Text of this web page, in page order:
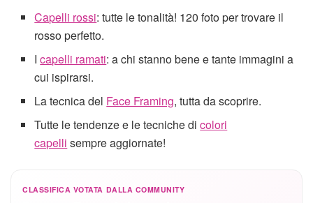
Capelli rossi: tutte le tonalità! 120 foto per trovare il
rosso perfetto.
Icapelli ramati: a chi stanno bene e tante immagini a
cui ispirarsi.
La tecnica del Face Framing, tutta da scoprire.
Tutte le tendenze e le tecniche dicolori
capelli sempre aggiornate!
CLASSIFICA VOTATA DALLA COMMUNITY